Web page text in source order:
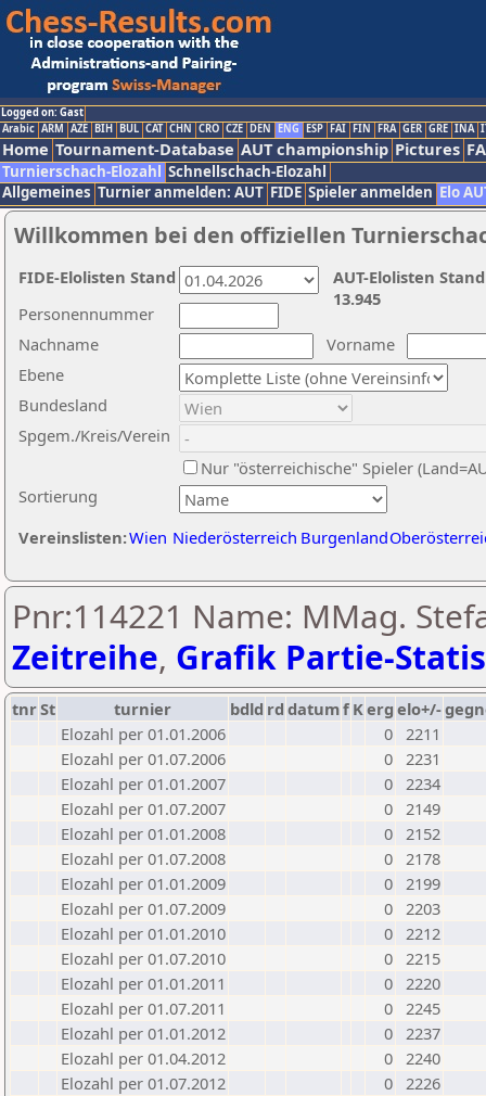
Logged on: Gast
Arabic ARM AZE BIH BUL CAT CHN CRO CZE DEN ENG ESP FAI FIN FRA GER GRE INA
Home Tournament-Database AUT championship Pictures
Turnierschach-Elozahl Schnellschach-Elozahl
Allgemeines Turnier anmelden: AUT FIDE Spieler anmelden Elo
Willkommen bei den offiziellen
Nachname
Vorname
Ebene
Sortierung
Personennummer
Bundesland
Spgem./Kreis/Verein
Nur "österreichische" Spieler
Vereinslisten:Wien Niederösterreich Burgenland
AUT-Elolisten
13.945
FIDE-Elolisten Stand
Pnr:114221 Name: MMag.
Zeitreihe, Grafik Partie-
tnrSt turnier bdld rd datumf Kerg elo+/-
Elozahl per 01.01.2006
0 2211
Elozahl per 01.07.2006
0 2231
Elozahl per 01.01.2007
0 2234
Elozahl per 01.07.2007
0 2149
Elozahl per 01.01.2008
0 2152
Elozahl per 01.07.2008
0 2178
Elozahl per 01.01.2009
0 2199
Elozahl per 01.07.2009
0 2203
Elozahl per 01.01.2010
0 2212
Elozahl per 01.07.2010
0 2215
Elozahl per 01.01.2011
0 2220
Elozahl per 01.07.2011
0 2245
Elozahl per 01.01.2012
0 2237
Elozahl per 01.04.2012
0 2240
Elozahl per 01.07.2012
0 2226